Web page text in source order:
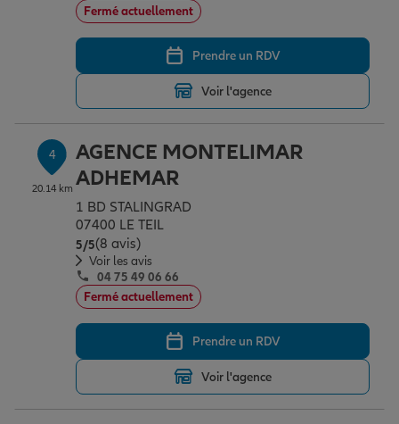
Protection juridique
Retraite
Tous nos devis d'assurance
Fermé actuellement
Prendre un RDV
Voir l'agence
4
20.14 km
AGENCE MONTELIMAR
ADHEMAR
1 BD STALINGRAD
07400 LE TEIL
5/5Note de 5 sur 5
(8 avis)
Voir les avis
04 75 49 06 66
Fermé actuellement
Prendre un RDV
Voir l'agence